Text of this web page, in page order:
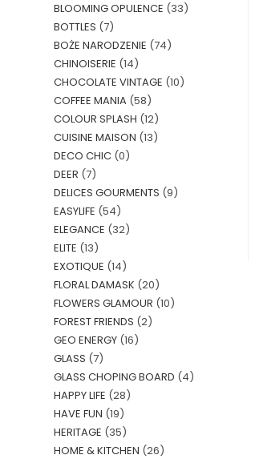
BLOOMING OPULENCE (33)
BOTTLES (7)
BOŻE NARODZENIE (74)
CHINOISERIE (14)
CHOCOLATE VINTAGE (10)
COFFEE MANIA (58)
COLOUR SPLASH (12)
CUISINE MAISON (13)
DECO CHIC (0)
DEER (7)
DELICES GOURMENTS (9)
EASYLIFE (54)
ELEGANCE (32)
ELITE (13)
EXOTIQUE (14)
FLORAL DAMASK (20)
FLOWERS GLAMOUR (10)
FOREST FRIENDS (2)
GEO ENERGY (16)
GLASS (7)
GLASS CHOPING BOARD (4)
HAPPY LIFE (28)
HAVE FUN (19)
HERITAGE (35)
HOME & KITCHEN (26)